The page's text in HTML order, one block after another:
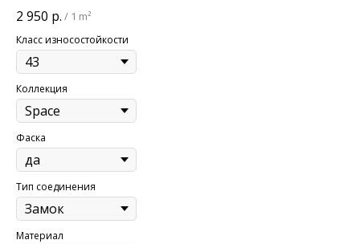
2 950 р. / 1 m²
Класс износостойкости
Коллекция
Фаска
Тип соединения
Материал